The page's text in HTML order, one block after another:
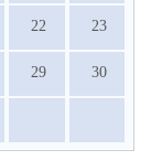
22 23
29 30